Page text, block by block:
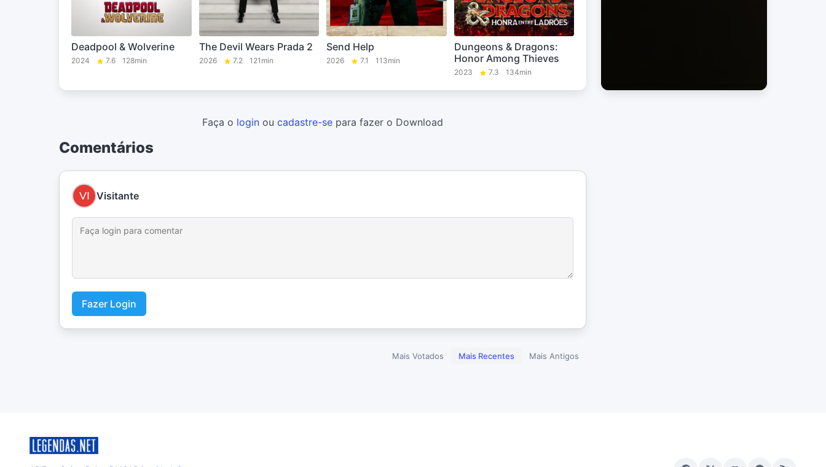
Deadpool & Wolverine
2024 7.6 128min
The Devil Wears Prada 2
2026 7.2 121min
Send Help
2026 7.1 113min
Dungeons & Dragons:
Honor Among Thieves
2023 7.3 134min
Faça o login ou cadastre-se para fazer o Download
Comentários
Visitante
Fazer Login
Mais Votados Mais Recentes Mais Antigos